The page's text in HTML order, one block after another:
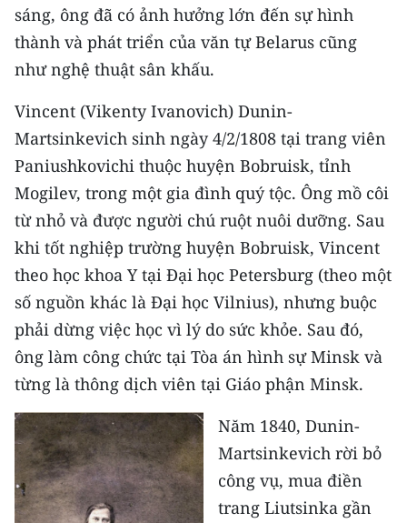
Media Kinh tế
Media Văn hóa
Media Xã hội
Media Pháp luật
Media Du lịch
Media Thế giới
Media Thể thao
Media Giáo dục
Media Y tế
Media Khoa học - Công nghệ
Media Môi trường
Ảnh
Infographic
sáng, ông đã có ảnh hưởng lớn đến sự hình
thành và phát triển của văn tự Belarus cũng
như nghệ thuật sân khấu.
Vincent (Vikenty Ivanovich) Dunin-
Martsinkevich sinh ngày 4/2/1808 tại trang viên
Paniushkovichi thuộc huyện Bobruisk, tỉnh
Mogilev, trong một gia đình quý tộc. Ông mồ côi
từ nhỏ và được người chú ruột nuôi dưỡng. Sau
khi tốt nghiệp trường huyện Bobruisk, Vincent
theo học khoa Y tại Đại học Petersburg (theo một
số nguồn khác là Đại học Vilnius), nhưng buộc
phải dừng việc học vì lý do sức khỏe. Sau đó,
ông làm công chức tại Tòa án hình sự Minsk và
từng là thông dịch viên tại Giáo phận Minsk.
Năm 1840, Dunin-
Martsinkevich rời bỏ
công vụ, mua điền
trang Liutsinka gần